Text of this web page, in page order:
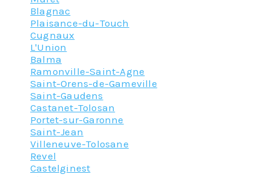
Blagnac
Plaisance-du-Touch
Cugnaux
L'Union
Balma
Ramonville-Saint-Agne
Saint-Orens-de-Gameville
Saint-Gaudens
Castanet-Tolosan
Portet-sur-Garonne
Saint-Jean
Villeneuve-Tolosane
Revel
Castelginest